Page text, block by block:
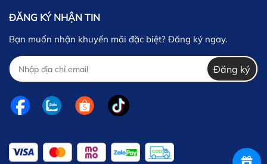
ĐĂNG KÝ NHẬN TIN
Bạn muốn nhận khuyến mãi đặc biệt? Đăng ký ngay.
Đăng ký